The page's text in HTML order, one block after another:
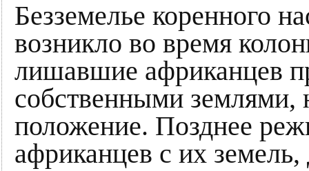
Безземелье коренного
возникло во время
лишавшие африканцев
собственными землями,
положение. Позднее
африканцев с их земель,